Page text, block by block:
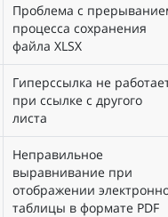
Проблема с
процесса сохранения
файла XLSX
Гиперссылка не
при ссылке с другого
листа
Неправильное
выравнивание при
отображении
таблицы в формате PDF